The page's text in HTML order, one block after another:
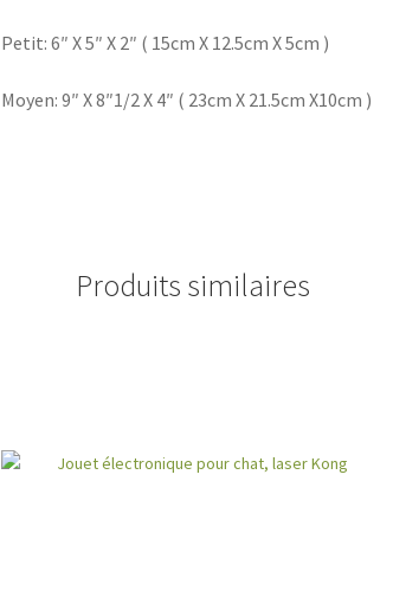
Petit: 6″ X 5″ X 2″ ( 15cm X 12.5cm X 5cm )
Moyen: 9″ X 8″1/2 X 4″ ( 23cm X 21.5cm X10cm )
Produits similaires